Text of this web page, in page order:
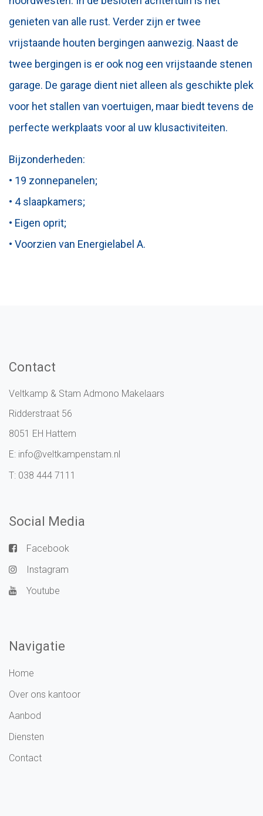
genieten van alle rust. Verder zijn er twee
vrijstaande houten bergingen aanwezig. Naast de
twee bergingen is er ook nog een vrijstaande stenen
garage. De garage dient niet alleen als geschikte plek
voor het stallen van voertuigen, maar biedt tevens de
perfecte werkplaats voor al uw klusactiviteiten.
Bijzonderheden:
• 19 zonnepanelen;
• 4 slaapkamers;
• Eigen oprit;
• Voorzien van Energielabel A.
Contact
Veltkamp & Stam Admono Makelaars
Ridderstraat 56
8051 EH Hattem
E: info@veltkampenstam.nl
T: 038 444 7111
Social Media
Facebook
Instagram
Youtube
Navigatie
Home
Over ons kantoor
Aanbod
Diensten
Contact